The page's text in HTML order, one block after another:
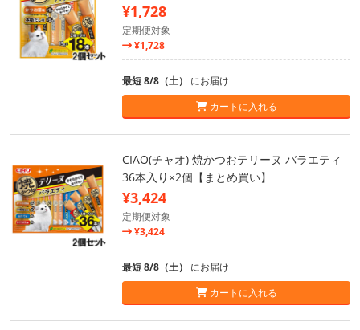
¥1,728
定期便対象
¥1,728
最短 8/8（土） にお届け
カートに入れる
CIAO(チャオ) 焼かつおテリーヌ バラエティ
36本入り×2個【まとめ買い】
¥3,424
定期便対象
¥3,424
最短 8/8（土） にお届け
カートに入れる